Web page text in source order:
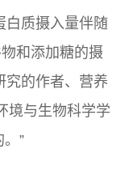
白质摄入量伴随
和添加糖的摄
究的作者、营养
境与生物科学学
”